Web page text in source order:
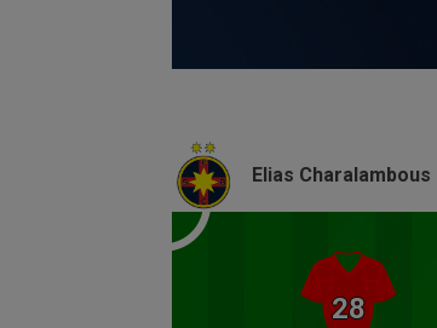
Elias Charalambous